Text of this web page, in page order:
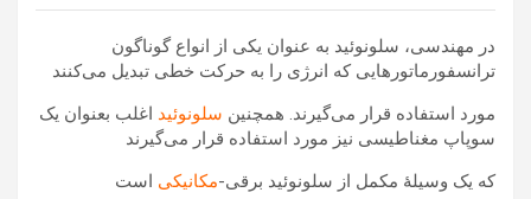
در مهندسی، سلونوئید به عنوان یکی از انواع گوناگون
ترانسفورماتورهایی که انرژی را به حرکت خطی تبدیل می‌کنند
مورد استفاده قرار می‌گیرند. همچنین سلونوئید اغلب بعنوان یک
سوپاپ مغناطیسی نیز مورد استفاده قرار می‌گیرند
که یک وسیلهٔ مکمل از سلونوئید برقی-مکانیکی است